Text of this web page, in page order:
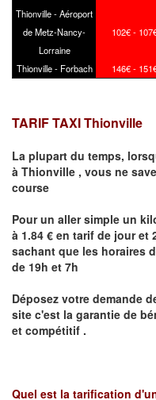
Thionville - Aéroport
de Metz-Nancy-
Lorraine
102€ -
Thionville - Forbach 146€ -
TARIF TAXI Thionville
La plupart du temps,
à Thionville , vous ne
course
Pour un aller simple un
à 1.84 € en tarif de jour et
sachant que les horaires
de 19h et 7h
Déposez votre demande
site c'est la garantie de
et compétitif .
Quel est la tarification